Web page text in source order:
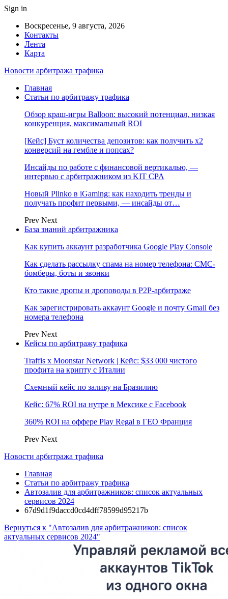
Sign in
Воскресенье, 9 августа, 2026
Контакты
Лента
Карта
Новости арбитража трафика
Главная
Статьи по арбитражу трафика
Обзор краш-игры Balloon: высокий потенциал, низкая
конкуренция, максимальный ROI
[Кейс] Буст количества депозитов: как получить х2
конверсий на гембле и попсах?
Инсайды по работе с финансовой вертикалью, —
интервью с арбитражником из KIT CPA
Новый Plinko в iGaming: как находить тренды и
получать профит первыми, — инсайды от…
Prev Next
База знаний арбитражника
Как купить аккаунт разработчика Google Play Console
Как сделать рассылку спама на номер телефона: СМС-
бомберы, боты и звонки
Кто такие дропы и дроповоды в P2P-арбитраже
Как зарегистрировать аккаунт Google и почту Gmail без
номера телефона
Prev Next
Кейсы по арбитражу трафика
Traffis x Moonstar Network | Кейс: $33 000 чистого
профита на крипту с Италии
Схемный кейс по заливу на Бразилию
Кейс: 67% ROI на нутре в Мексике с Facebook
360% ROI на оффере Play Regal в ГЕО Франция
Prev Next
Новости арбитража трафика
Главная
Статьи по арбитражу трафика
Автозалив для арбитражников: список актуальных
сервисов 2024
67d9d1f9daccd0cd4dff78599d95217b
Вернуться к "Автозалив для арбитражников: список
актуальных сервисов 2024"